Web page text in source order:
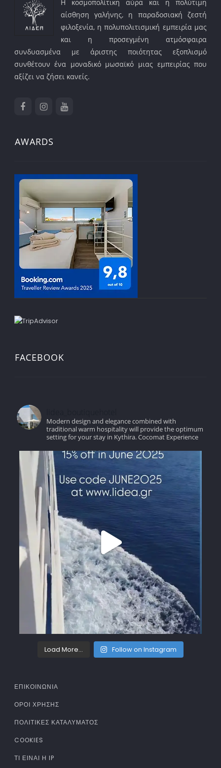
Η κοσμοπολίτικη αύρα και η πολύτιμη
αίσθηση γαλήνης, η παραδοσιακή ζεστή
φιλοξενία, η πολυπολιτισμική εμπειρία μας
και η προσεγμένη ατμόσφαιρα
συνδυασμένα με άριστης ποιότητας εξοπλισμό
συνθέτουν ένα μοναδικό μωσαϊκό μιας εμπειρίας που
αξίζει να ζήσει κανείς.
AWARDS
FACEBOOK
Modern design and elegance combined with
traditional warm hospitality will provide the optimum
setting for your stay in Kythira.Cocomat Experience
Load More... Follow on Instagram
ΕΠΙΚΟΙΝΩΝΙΑ
ΌΡΟΙ ΧΡΉΣΗΣ
ΠΟΛΙΤΙΚΈΣ ΚΑΤΑΛΎΜΑΤΟΣ
COOKIES
ΤΊ ΕΊΝΑΙ Η IP